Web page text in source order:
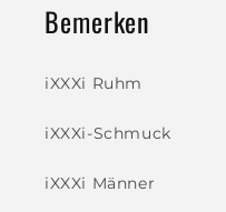
Bemerken
iXXXi Ruhm
iXXXi-Schmuck
iXXXi Männer